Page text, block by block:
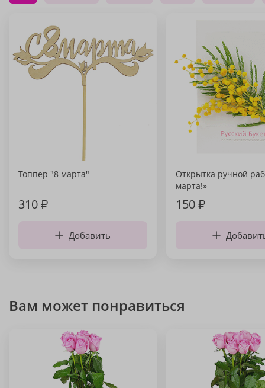
Топпер "8 марта"
310₽
Добавить
Открытка ручной
марта!»
150₽
Вам может понравиться